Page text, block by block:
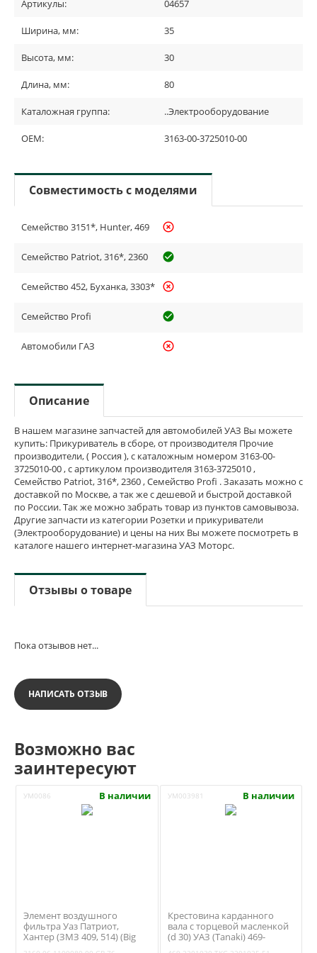
Артикулы: 04657
Ширина, мм: 35
Высота, мм: 30
Длина, мм: 80
Каталожная группа: ..Электрооборудование
OEM: 3163-00-3725010-00
Совместимость с моделями
Семейство 3151*, Hunter, 469 highlight_off
Семейство Patriot, 316*, 2360 check_circle_outline
Семейство 452, Буханка, 3303* highlight_off
Семейство Profi check_circle_outline
Автомобили ГАЗ highlight_off
Описание
В нашем магазине запчастей для автомобилей УАЗ Вы можете
купить: Прикуриватель в сборе, от производителя Прочие
производители, ( Россия ), с каталожным номером 3163-00-
3725010-00 , с артикулом производителя 3163-3725010 ,
Семейство Patriot, 316*, 2360 , Семейство Profi . Заказать можно с
доставкой по Москве, а так же с дешевой и быстрой доставкой
по России. Так же можно забрать товар из пунктов самовывоза.
Другие запчасти из категории Розетки и прикуриватели
(Электрооборудование) и цены на них Вы можете посмотреть в
каталоге нашего интернет-магазина УАЗ Моторс.
Отзывы о товаре
Пока отзывов нет...
НАПИСАТЬ ОТЗЫВ
Возможно вас
заинтересуют
УМ0086 В наличии
Элемент воздушного
фильтра Уаз Патриот,
Хантер (ЗМЗ 409, 514) (Big
УМ003981 В наличии
Крестовина карданного
вала с торцевой масленкой
(d 30) УАЗ (Tanaki) 469-